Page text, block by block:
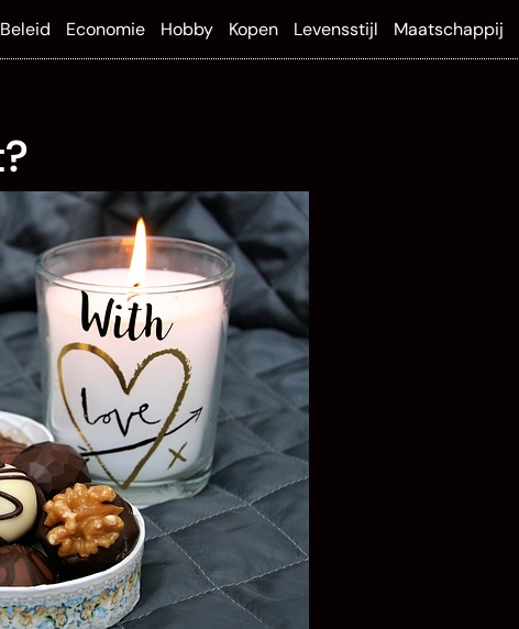
Beleid Economie Hobby Kopen Levensstijl Maatschappij